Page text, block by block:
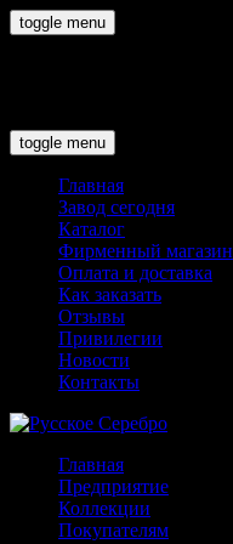
toggle menu
toggle menu
Главная
Завод сегодня
Каталог
Фирменный магазин
Оплата и доставка
Как заказать
Отзывы
Привилегии
Новости
Контакты
Главная
Предприятие
Коллекции
Покупателям